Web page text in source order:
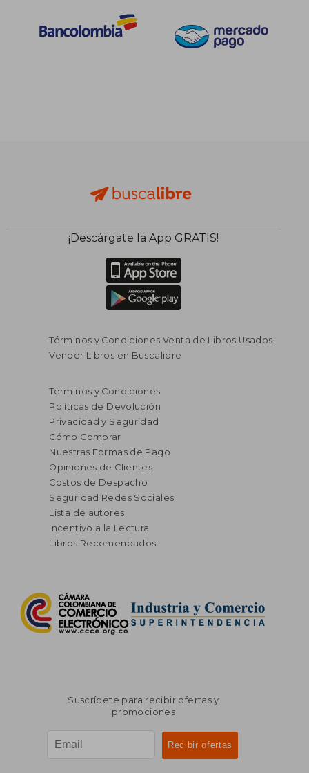
¡Descárgate la App GRATIS!
Términos y Condiciones Venta de Libros Usados
Vender Libros en Buscalibre
Términos y Condiciones
Políticas de Devolución
Privacidad y Seguridad
Cómo Comprar
Nuestras Formas de Pago
Opiniones de Clientes
Costos de Despacho
Seguridad Redes Sociales
Lista de autores
Incentivo a la Lectura
Libros Recomendados
Suscríbete para recibir ofertas y
promociones